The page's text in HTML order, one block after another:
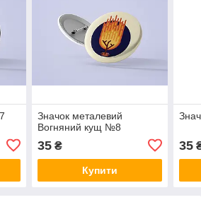
Значок металевий
Вогняний кущ №8
35₴
Купити
35